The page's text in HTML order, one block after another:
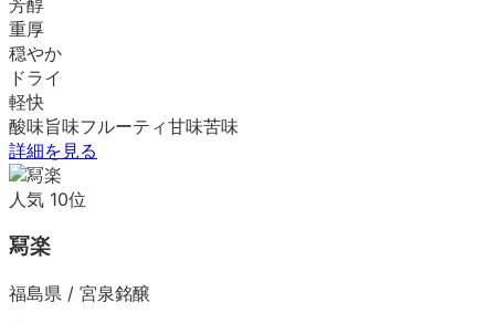
重厚
穏やか
ドライ
軽快
酸味旨味フルーティ甘味苦味
詳細を見る
人気 10位
冩楽
福島県 / 宮泉銘醸